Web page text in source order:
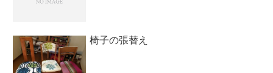
椅子の張替え